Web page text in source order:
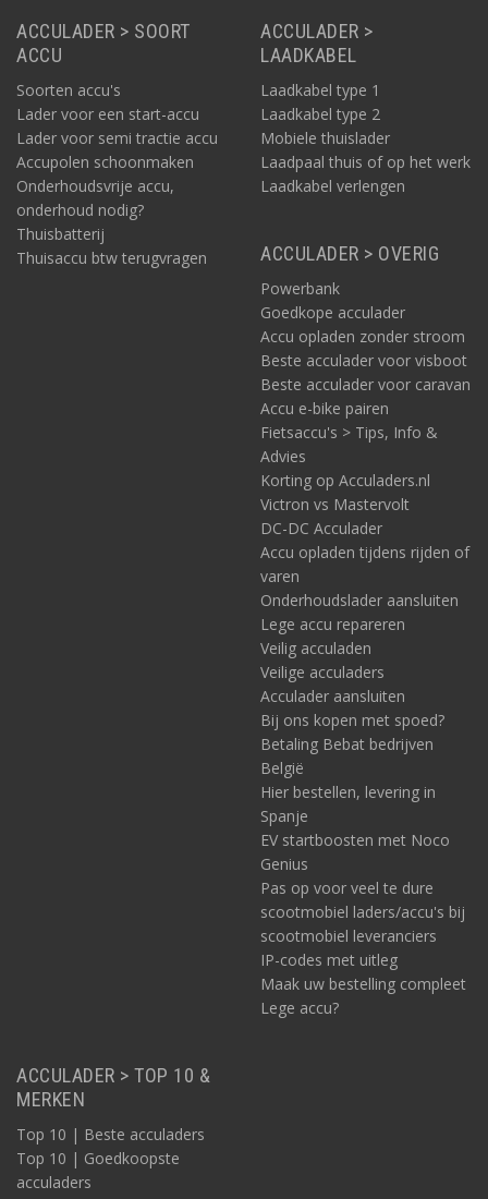
ACCULADER > SOORT
ACCU
Soorten accu's
Lader voor een start-accu
Lader voor semi tractie accu
Accupolen schoonmaken
Onderhoudsvrije accu,
onderhoud nodig?
Thuisbatterij
Thuisaccu btw terugvragen
ACCULADER >
LAADKABEL
Laadkabel type 1
Laadkabel type 2
Mobiele thuislader
Laadpaal thuis of op het werk
Laadkabel verlengen
ACCULADER > OVERIG
Powerbank
Goedkope acculader
Accu opladen zonder stroom
Beste acculader voor visboot
Beste acculader voor caravan
Accu e-bike pairen
Fietsaccu's > Tips, Info &
Advies
Korting op Acculaders.nl
Victron vs Mastervolt
DC-DC Acculader
Accu opladen tijdens rijden of
varen
Onderhoudslader aansluiten
Lege accu repareren
Veilig acculaden
Veilige acculaders
Acculader aansluiten
Bij ons kopen met spoed?
Betaling Bebat bedrijven
België
Hier bestellen, levering in
Spanje
EV startboosten met Noco
Genius
Pas op voor veel te dure
scootmobiel laders/accu's bij
scootmobiel leveranciers
IP-codes met uitleg
Maak uw bestelling compleet
Lege accu?
ACCULADER > TOP 10 &
MERKEN
Top 10 | Beste acculaders
Top 10 | Goedkoopste
acculaders